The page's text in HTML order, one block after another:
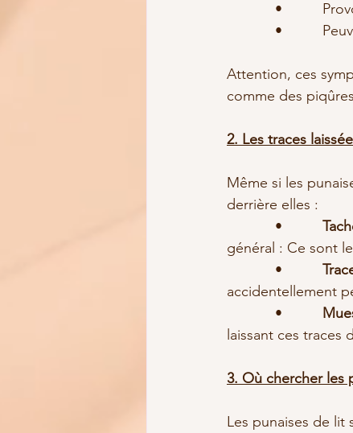
•
•
Attention, ces
comme des
2. Les traces
Même si les
derrière elles :
•
général : Ce sont
•
accidentellement
•
laissant ces traces
3. Où chercher les
Les punaises de lit